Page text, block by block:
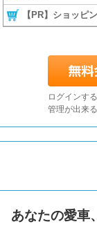
【PR】ショッピ
ログインす
管理が出来
あなたの愛車